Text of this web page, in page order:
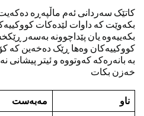
کاتێک سەردانی ئەم ماڵپەڕە
بکەوێت کە داوات لێدەکات
بکەییەوە یان پێداچوونە بەسەر
کووکییەکان وەها ڕێک دەخەین کە
بە بانەرەکە کەوتووە و ئیتر
خەزن بکات
ناو مەبەست